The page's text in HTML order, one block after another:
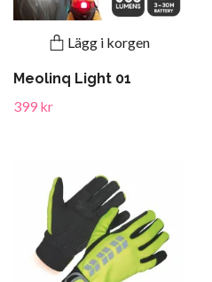
Lägg i korgen
Meolinq Light 01
399 kr